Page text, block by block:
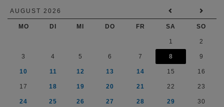
AUGUST 2026
MO DI MI DO FR SA SO
1 2
3 4 5 6 7 8 9
10 11 12 13 14 15 16
17 18 19 20 21 22 23
24 25 26 27 28 29 30